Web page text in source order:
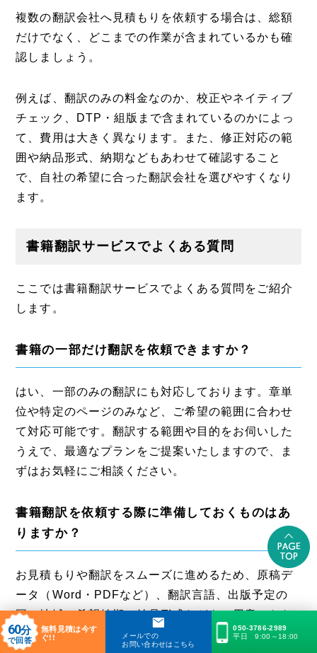
複数の翻訳会社へ見積もりを依頼する場合は、総額
だけでなく、どこまでの作業が含まれているかも確
認しましょう。
例えば、翻訳のみの料金なのか、校正やネイティブ
チェック、DTP・組版まで含まれているのかによっ
て、費用は大きく異なります。また、修正対応の範
囲や納品形式、納期などもあわせて確認すること
で、自社の希望に合った翻訳会社を選びやすくなり
ます。
書籍翻訳サービスでよくある質問
ここでは書籍翻訳サービスでよくある質問をご紹介
します。
書籍の一部だけ翻訳を依頼できますか？
はい、一部のみの翻訳にも対応しております。章単
位や特定のページのみなど、ご希望の範囲に合わせ
て対応可能です。翻訳する範囲や目的をお伺いした
うえで、最適なプランをご提案いたしますので、ま
ずはお気軽にご相談ください。
書籍翻訳を依頼する際に準備しておくものはあ
りますか？
お見積もりや翻訳をスムーズに進めるため、原稿デ
ータ（Word・PDFなど）、翻訳言語、出版予定の
国・地域、希望納期、納品形式などをご用意いただ
くことをおすすめします。また、用語集や参考資料
60分
で回答
無料見積は今す
ぐ!!
050-3786-2989
平日 9:00～18:00
メールでの
お問い合わせはこちら